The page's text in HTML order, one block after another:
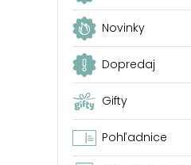
Novinky
Dopredaj
Gifty
Pohľadnice